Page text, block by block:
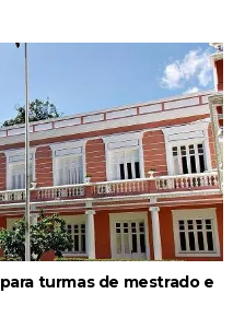
turmas de mestrado e